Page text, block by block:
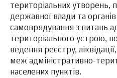
територіальних утворень,
державної влади та
самоврядування з питань
територіального устрою,
ведення реєстру,
меж адміністративно-
населених пунктів.